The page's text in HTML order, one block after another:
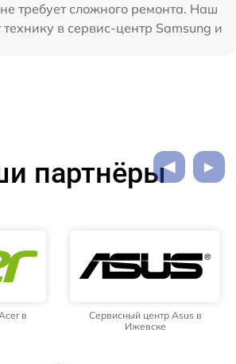
требует сложного ремонта. Наш
технику в сервис-центр Samsung и
партнёры
в
Сервисный центр Asus в
Ижевске